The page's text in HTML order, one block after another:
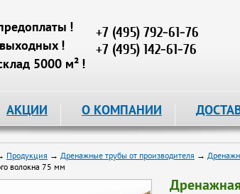
!
!
5000 м² !
+7 (495) 792-61-76
+7 (495) 142-61-76
АКЦИИ О КОМПАНИИ
Продукция → Дренажные трубы от производителя →
волокна 75 мм